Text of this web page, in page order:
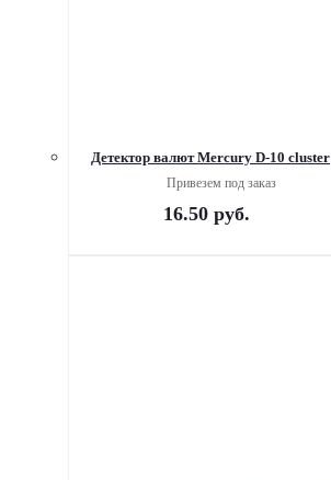
Детектор валют Mercury D-10 cluster
Привезем под заказ
16.50 руб.